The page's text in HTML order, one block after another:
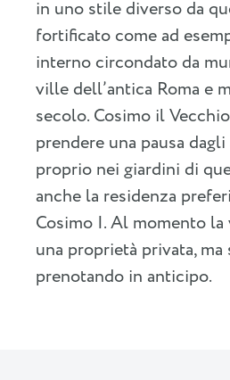
in uno stile diverso da
fortificato come ad
interno circondato da
ville dell’antica Roma e
secolo. Cosimo il
prendere una pausa
proprio nei giardini di
anche la residenza
Cosimo I. Al momento
una proprietà privata,
prenotando in anticipo.